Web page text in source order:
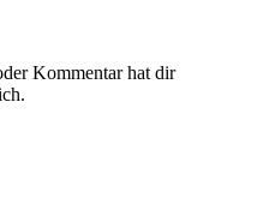
Kommentar hat dir